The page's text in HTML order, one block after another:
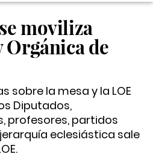
moviliza
Orgánica de
sobre la mesa y la LOE
Diputados,
profesores, partidos
eclesiástica sale